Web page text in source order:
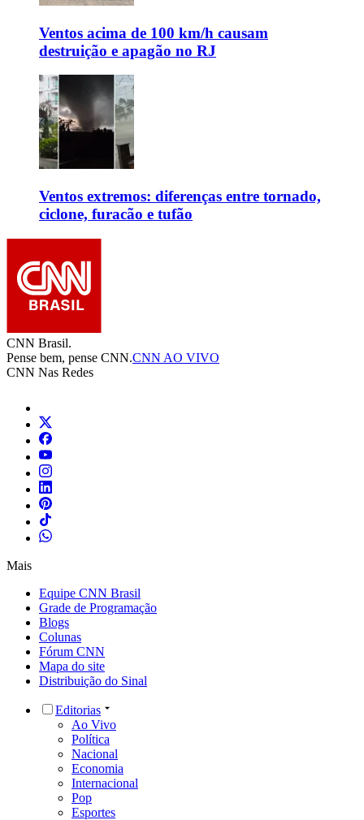
Ventos acima de 100 km/h causam
destruição e apagão no RJ
Ventos extremos: diferenças entre tornado,
ciclone, furacão e tufão
CNN Brasil.
Pense bem, pense CNN.CNN AO VIVO
CNN Nas Redes
Mais
Equipe CNN Brasil
Grade de Programação
Blogs
Colunas
Fórum CNN
Mapa do site
Distribuição do Sinal
Editorias
Ao Vivo
Política
Nacional
Economia
Internacional
Pop
Esportes